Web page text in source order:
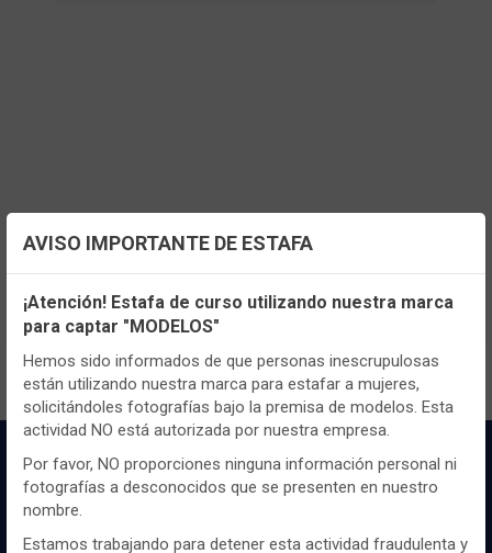
TENEMOS MUCHOS MÁS !
Registrateaquípara poder ver todo el
contenido y los precios.
Configuración de cookies
Utilizamos cookies propias y de terceros, de sesión o
persistentes, para hacer funcionar de manera segura nuestra
página web y personalizar su contenido.
Igualmente, utilizamos cookies para medir y obtener datos de
la navegación que realizas y para ajustar el contenido a tus
gustos y preferencias.
Puedesconfigurary aceptar el uso de cookies a tu gusto.
Para obtener más información visita nuestra
cookies.
AVISO IMPORTANTE DE ESTAFA
¡Atención! Estafa de curso utilizando nuestra marca
para captar "MODELOS"
Hemos sido informados de que personas inescrupulosas
están utilizando nuestra marca para estafar a mujeres,
solicitándoles fotografías bajo la premisa de modelos. Esta
actividad NO está autorizada por nuestra empresa.
Por favor, NO proporciones ninguna información personal ni
fotografías a desconocidos que se presenten en nuestro
nombre.
Estamos trabajando para detener esta actividad fraudulenta y